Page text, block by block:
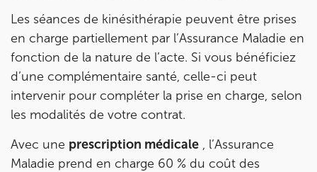
Les séances de kinésithérapie peuvent être prises
en charge partiellement par l’Assurance Maladie en
fonction de la nature de l’acte. Si vous bénéficiez
d’une complémentaire santé, celle-ci peut
intervenir pour compléter la prise en charge, selon
les modalités de votre contrat.
Avec une prescription médicale , l’Assurance
Maladie prend en charge 60 % du coût des
IK PARIS 8 – SAINT-LAZARE
20 Rue de la Pépinière 75008 Paris
20 Rue de la Pépinière 75008 Paris
Prenez RDV sur